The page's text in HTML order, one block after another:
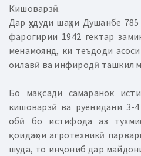
Кишоварзӣ.
Дар ҳудуди шаҳри Душанбе
фарогирии 1942 гектар
менамоянд, ки теъдоди
оилавӣ ва инфиродӣ ташкил
Бо мақсади самаранок
кишоварзӣ ва руёнидани 3-4
обӣ бо истифода аз
қоидаҳои агротехникӣ
шуда, то инҷониб дар